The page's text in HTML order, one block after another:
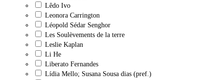
Lêdo Ivo
Leonora Carrington
Léopold Sédar Senghor
Les Soulèvements de la terre
Leslie Kaplan
Li He
Liberato Fernandes
Lídia Mello; Susana Sousa dias (pref.)